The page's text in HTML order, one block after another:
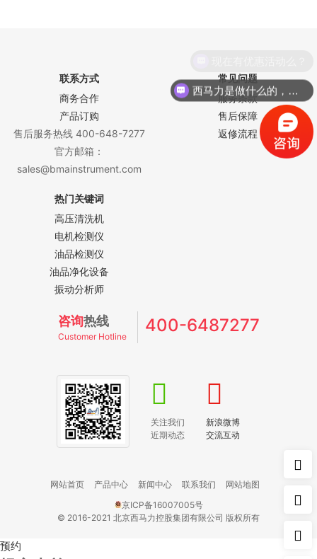
联系方式
商务合作
产品订购
售后服务热线 400-648-7277
官方邮箱：
sales@bmainstrument.com
常见问题
服务条款
售后保障
返修流程
热门关键词
高压清洗机
电机检测仪
油品检测仪
油品净化设备
振动分析师
咨询热线
Customer Hotline
400-6487277
关注我们
近期动态
新浪微博
交流互动
网站首页 产品中心 新闻中心 联系我们
网站地图
京ICP备16007005号
© 2016-2021 北京西马力控股集团有限公司 版权所有
预约